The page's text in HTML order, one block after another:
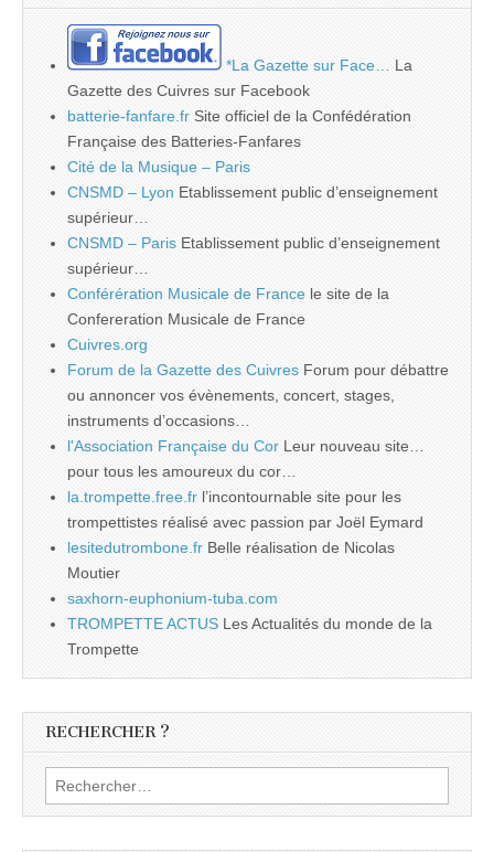
*La Gazette sur Face…
La
Gazette des Cuivres sur Facebook
batterie-fanfare.fr Site officiel de la Confédération
Française des Batteries-Fanfares
Cité de la Musique – Paris
CNSMD – Lyon Etablissement public d’enseignement
supérieur…
CNSMD – Paris Etablissement public d’enseignement
supérieur…
Conférération Musicale de France le site de la
Confereration Musicale de France
Cuivres.org
Forum de la Gazette des Cuivres Forum pour débattre
ou annoncer vos évènements, concert, stages,
instruments d’occasions…
l'Association Française du Cor Leur nouveau site…
pour tous les amoureux du cor…
la.trompette.free.fr l’incontournable site pour les
trompettistes réalisé avec passion par Joël Eymard
lesitedutrombone.fr Belle réalisation de Nicolas
Moutier
saxhorn-euphonium-tuba.com
TROMPETTE ACTUS Les Actualités du monde de la
Trompette
RECHERCHER ?
Rechercher :